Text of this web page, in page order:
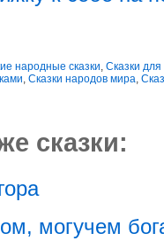
народные сказки, Сказки
, Сказки народов мира,
сказки:
могучем